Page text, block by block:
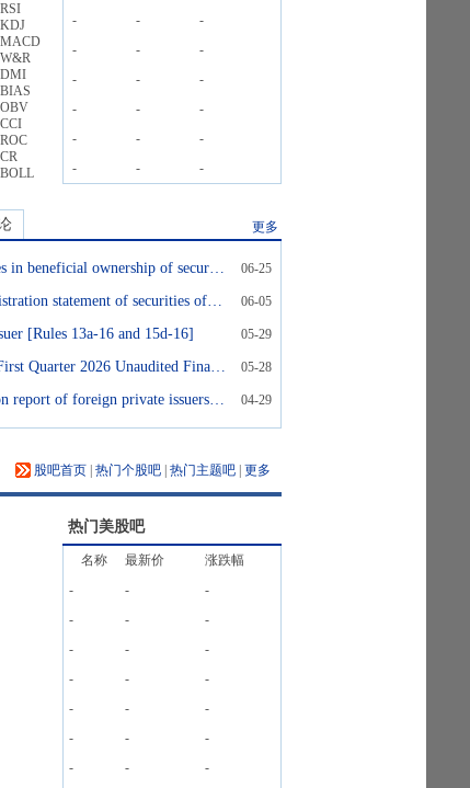
RSI
KDJ
MACD
W&R
DMI
BIAS
OBV
CCI
ROC
CR
BOLL
-
-
-
-
-
-
-
-
-
-
-
-
-
-
-
-
- -
更多
Statement of changes in beneficial ownership of securities 06-25
Automatic shelf registration statement of securities of well-known seasoned issuers 06-05
[Rules 13a-16 and 15d-16] 05-29
Chagee Announces First Quarter 2026 Unaudited Financial Results 05-28
Annual and transition report of foreign private issuers [Sections 13 or 15(d)] 04-29
股吧首页 热门个股吧 热门主题吧 更多
热门美股吧
名称 最新价
涨跌幅
-
-
-
-
-
-
-
-
-
-
-
-
-
-
-
-
-
-
-
-
-